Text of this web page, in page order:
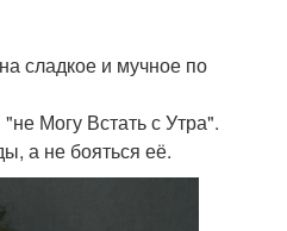
сладкое и мучное по
Могу Встать с Утра".
а не бояться её.